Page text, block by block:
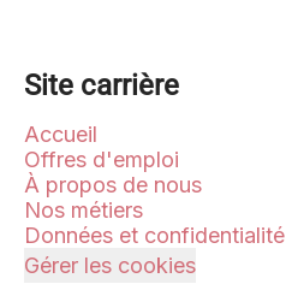
Site carrière
Accueil
Offres d'emploi
À propos de nous
Nos métiers
Données et confidentialité
Gérer les cookies